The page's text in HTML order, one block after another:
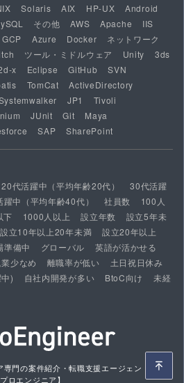
Solaris AIX HP-UX
Android
その他 AWS Apache
IIS
GCP Azure Docker
ネットワーク
ツール・ミドルウェア Unity
3ds
x Eclipse GitHub
SVN
TomCat
ActiveDirectory
JP1
Tivoli
JUnit Git
Maya
SAP SharePoint
20代活躍中（平均年齢20代）
30代活躍
中（平均年齢40代） 社員数
100人
下 1000人以上 設立年数
設立5年未
設立10年以上20年未満
設立20年以上
準備中 グローバル
英語が活かせる
少なめ 離職率が低い
土日祝日休み
)
自社内開発が多い BtoC向け
未経
門の案件紹介・転職支援エージェント
プロエンジニア】